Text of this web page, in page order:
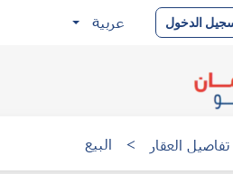
الدخول عربية
تفاصيل العقار > البيع